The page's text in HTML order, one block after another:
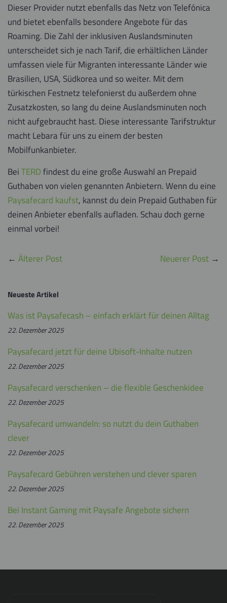
Dieser Provider nutzt ebenfalls das Netz von Telefónica
und bietet ebenfalls besondere Angebote für das
Roaming. Die Zahl der inklusiven Auslandsminuten
unterscheidet sich je nach Tarif, die erhältlichen Länder
umfassen viele für Migranten interessante Länder wie
Brasilien, USA, Südkorea und so weiter. Mit dem
türkischen Festnetz telefonierst du außerdem ohne
Zusatzkosten, so lang du deine Auslandsminuten noch
nicht aufgebraucht hast. Diese interessante Tarifstruktur
macht Lebara für uns zu einem der besten
Mobilfunkanbieter.
BeiTERDfindest du eine große Auswahl an Prepaid
Guthaben von vielen genannten Anbietern. Wenn du eine
Paysafecard kaufst, kannst du dein Prepaid Guthaben für
deinen Anbieter ebenfalls aufladen. Schau doch gerne
einmal vorbei!
← Älterer Post Neuerer Post →
Neueste Artikel
Was ist Paysafecash – einfach erklärt für deinen Alltag
22. Dezember 2025
Paysafecard jetzt für deine Ubisoft-Inhalte nutzen
22. Dezember 2025
Paysafecard verschenken – die flexible Geschenkidee
22. Dezember 2025
Paysafecard umwandeln: so nutzt du dein Guthaben
clever
22. Dezember 2025
Paysafecard Gebühren verstehen und clever sparen
22. Dezember 2025
Bei Instant Gaming mit Paysafe Angebote sichern
22. Dezember 2025